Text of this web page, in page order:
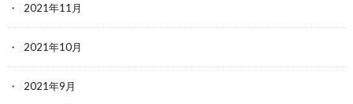
2021年11月
2021年10月
2021年9月